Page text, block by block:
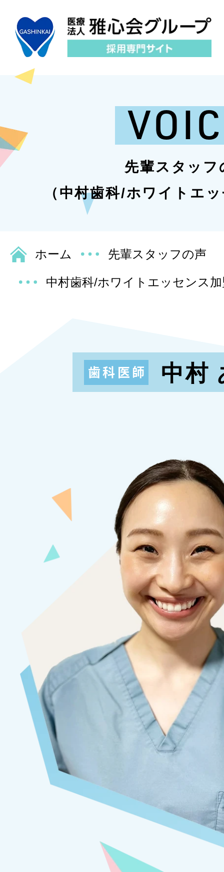
先輩スタッフ
（中村歯科/ホワイトエ
ホーム 先輩スタッフの声
中村歯科/ホワイトエッセンス
歯科医師 中村